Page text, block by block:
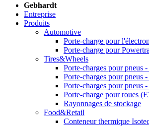
Gebhardt
Entreprise
Produits
Automotive
Porte-charge pour
Porte-charge pour
Tires&Wheels
Porte-charges pour pneus
Porte-charges pour pneus
Porte-charges pour pneus
Porte-charge pour roues
Rayonnages de stockage
Food&Retail
Conteneur thermique